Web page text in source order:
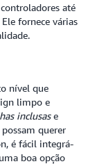
até
fornece várias
nível que
limpo e
inclusase
querer
é fácil integrá-
boa opção